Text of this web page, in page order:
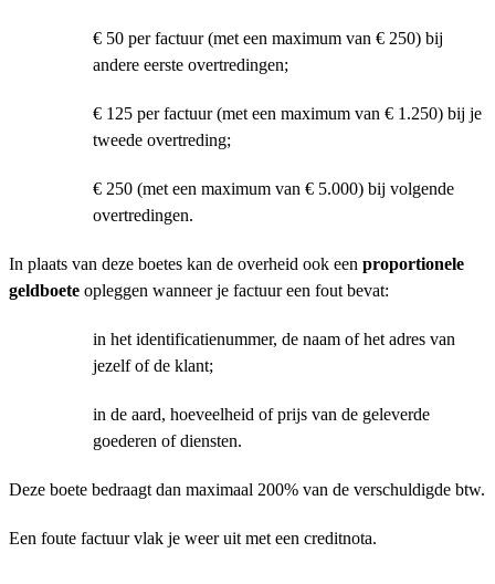
€ 50 per factuur (met een maximum van € 250) bij
andere eerste overtredingen;
€ 125 per factuur (met een maximum van € 1.250) bij je
tweede overtreding;
€ 250 (met een maximum van € 5.000) bij volgende
overtredingen.
In plaats van deze boetes kan de overheid ook een proportionele
geldboete opleggen wanneer je factuur een fout bevat:
in het identificatienummer, de naam of het adres van
jezelf of de klant;
in de aard, hoeveelheid of prijs van de geleverde
goederen of diensten.
Deze boete bedraagt dan maximaal 200% van de verschuldigde btw.
Een foute factuur vlak je weer uit met een creditnota.